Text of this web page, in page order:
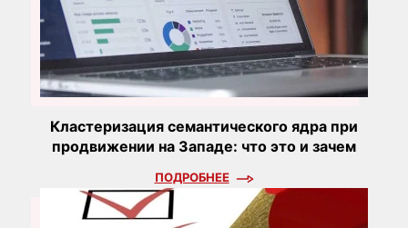
Кластеризация семантического ядра при
продвижении на Западе: что это и зачем
ПОДРОБНЕЕ